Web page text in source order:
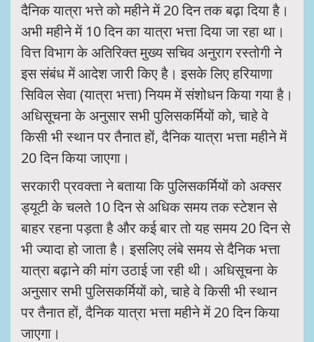
दैनिक यात्रा भत्ते को महीने में 20 दिन तक बढ़ा दिया है।
अभी महीने में 10 दिन का यात्रा भत्ता दिया जा रहा था।
वित्त विभाग के अतिरिक्त मुख्य सचिव अनुराग रस्तोगी ने
इस संबंध में आदेश जारी किए है। इसके लिए हरियाणा
सिविल सेवा (यात्रा भत्ता) नियम में संशोधन किया गया है।
अधिसूचना के अनुसार सभी पुलिसकर्मियों को, चाहे वे
किसी भी स्थान पर तैनात हों, दैनिक यात्रा भत्ता महीने में
20 दिन किया जाएगा।
सरकारी प्रवक्ता ने बताया कि पुलिसकर्मियों को अक्सर
ड्यूटी के चलते 10 दिन से अधिक समय तक स्टेशन से
बाहर रहना पड़ता है और कई बार तो यह समय 20 दिन से
भी ज्यादा हो जाता है। इसलिए लंबे समय से दैनिक भत्ता
यात्रा बढ़ाने की मांग उठाई जा रही थी। अधिसूचना के
अनुसार सभी पुलिसकर्मियों को, चाहे वे किसी भी स्थान
पर तैनात हों, दैनिक यात्रा भत्ता महीने में 20 दिन किया
जाएगा।